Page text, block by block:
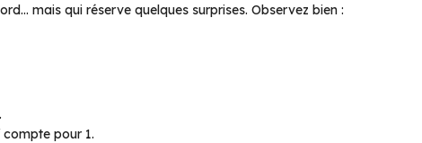
mais qui réserve quelques surprises. Observez bien :
pour 1.